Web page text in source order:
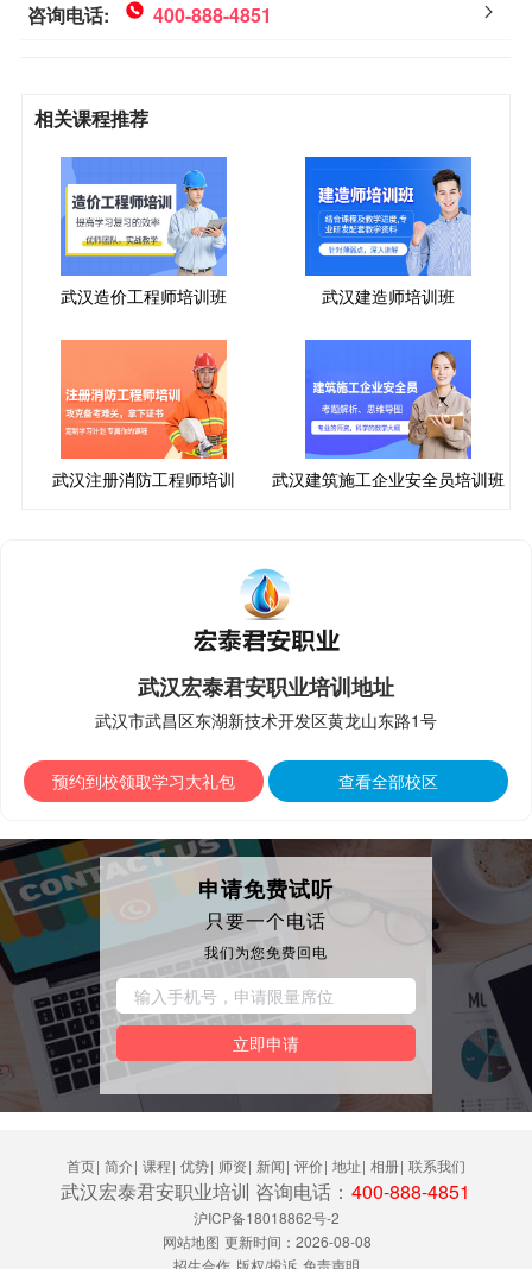
咨询电话: 400-888-4851
相关课程推荐
武汉造价工程师培训班 武汉建造师培训班
武汉注册消防工程师培训 武汉建筑施工企业安全员培训班
武汉宏泰君安职业培训地址
武汉市武昌区东湖新技术开发区黄龙山东路1号
预约到校领取学习大礼包 查看全部校区
申请免费试听
只要一个电话
我们为您免费回电
立即申请
首页| 简介| 课程| 优势| 师资| 新闻| 评价| 地址| 相册| 联系我们
武汉宏泰君安职业培训 咨询电话： 400-888-4851
沪ICP备18018862号-2
网站地图 更新时间：2026-08-08
招生合作 版权/投诉 免责声明